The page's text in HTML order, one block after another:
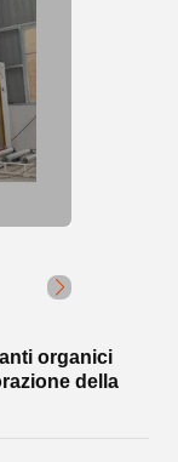
organici
della